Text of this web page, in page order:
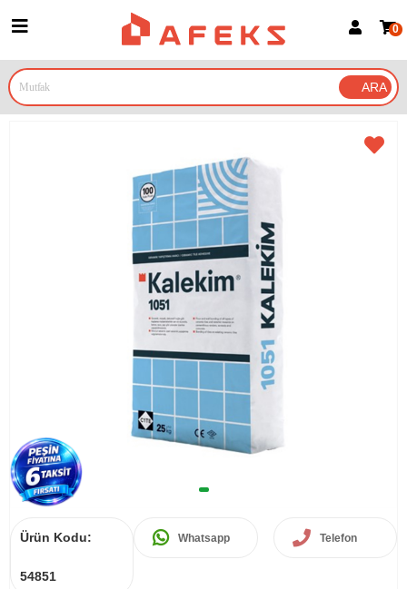
Google İle Bağlan
0
Ürün Kodu:
54851
Whatsapp Telefon